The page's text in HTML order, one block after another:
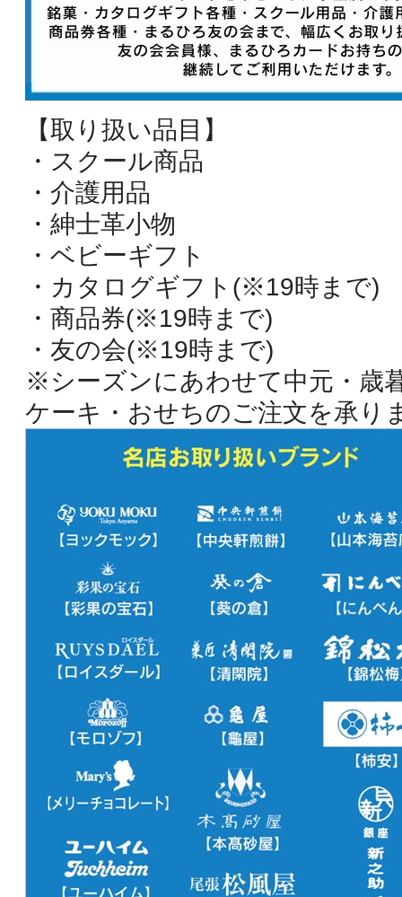
【取り扱い品目】
・スクール商品
・介護用品
・紳士革小物
・ベビーギフト
・カタログギフト(※19時まで)
・商品券(※19時まで)
・友の会(※19時まで)
※シーズンにあわせて中元・歳
ケーキ・おせちのご注文を承り